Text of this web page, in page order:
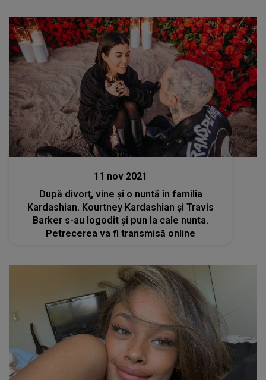
Stiri
11 nov 2021
După divorţ, vine şi o nuntă în familia
Kardashian. Kourtney Kardashian și Travis
Barker s-au logodit și pun la cale nunta.
Petrecerea va fi transmisă online